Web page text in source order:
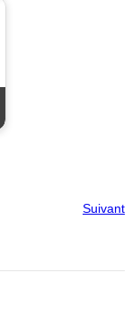
Suivant